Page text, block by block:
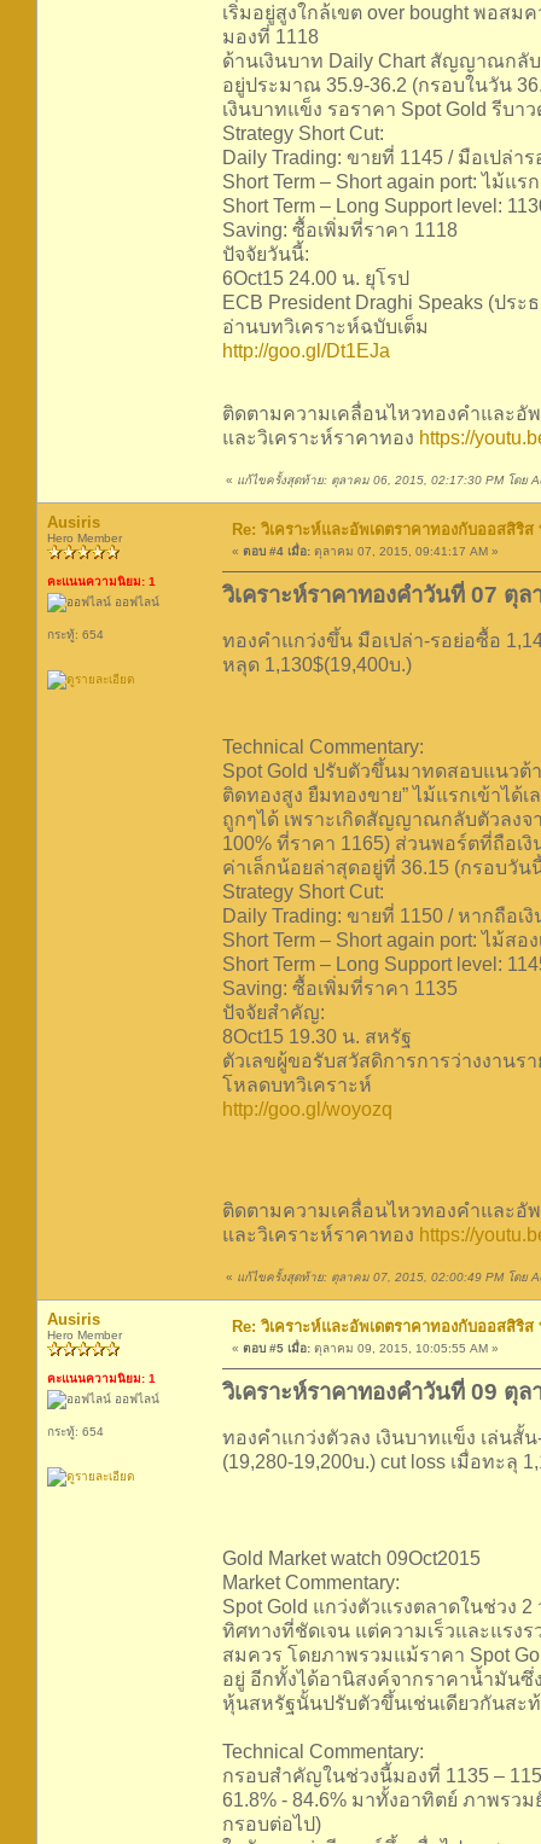
เริ่มอยู่สูงใกล้เขต over bought พอส
มองที่ 1118
ด้านเงินบาท Daily Chart สัญญาณกลับ
อยู่ประมาณ 35.9-36.2 (กรอบในวัน
เงินบาทแข็ง รอราคา Spot Gold รีบ
Strategy Short Cut:
Daily Trading: ขายที่ 1145 / มือเปล่า
Short Term – Short again port: ไม้แร
Short Term – Long Support level:
Saving: ซื้อเพิ่มที่ราคา 1118
ปัจจัยวันนี้:
6Oct15 24.00 น. ยุโรป
ECB President Draghi Speaks (ป
อ่านบทวิเคราะห์ฉบับเต็ม
http://goo.gl/Dt1EJa
ติดตามความเคลื่อนไหวทองคำและอั
และวิเคราะห์ราคาทอง https://
« แก้ไขครั้งสุดท้าย: ตุลาคม 06, 2015, 02:17:30 PM โดย
Ausiris
Hero Member
คะแนนความนิยม: 1
ออฟไลน์
กระทู้: 654
Re: วิเคราะห์และอัพเดตราคาทองกับออสสิริ
« ตอบ #4 เมื่อ: ตุลาคม 07, 2015, 09:41:17 AM »
วิเคราะห์ราคาทองคำวันที่ 07 ตุล
ทองคำแกว่งขึ้น มือเปล่า-รอย่อซื้อ
หลุด 1,130$(19,400บ.)
Technical Commentary:
Spot Gold ปรับตัวขึ้นมาทดสอบแนวต้
ติดทองสูง ยืมทองขาย” ไม้แรกเข้าได้
ถูกๆได้ เพราะเกิดสัญญาณกลับตัวลงจ
100% ที่ราคา 1165) ส่วนพอร์ตที่ถือเ
ค่าเล็กน้อยล่าสุดอยู่ที่ 36.15 (กรอบวัน
Strategy Short Cut:
Daily Trading: ขายที่ 1150 / หากถือเ
Short Term – Short again port: ไม้สอ
Short Term – Long Support level:
Saving: ซื้อเพิ่มที่ราคา 1135
ปัจจัยสำคัญ:
8Oct15 19.30 น. สหรัฐ
ตัวเลขผู้ขอรับสวัสดิการการว่างงานร
โหลดบทวิเคราะห์
http://goo.gl/woyozq
ติดตามความเคลื่อนไหวทองคำและอั
และวิเคราะห์ราคาทอง https://
« แก้ไขครั้งสุดท้าย: ตุลาคม 07, 2015, 02:00:49 PM โดย
Ausiris
Hero Member
คะแนนความนิยม: 1
ออฟไลน์
กระทู้: 654
Re: วิเคราะห์และอัพเดตราคาทองกับออสสิริ
« ตอบ #5 เมื่อ: ตุลาคม 09, 2015, 10:05:55 AM »
วิเคราะห์ราคาทองคำวันที่ 09 ตุล
ทองคำแกว่งตัวลง เงินบาทแข็ง เล่นสั้น
(19,280-19,200บ.) cut loss เมื่อทะลุ
Gold Market watch 09Oct2015
Market Commentary:
Spot Gold แกว่งตัวแรงตลาดในช่วง
ทิศทางที่ชัดเจน แต่ความเร็วและแร
สมควร โดยภาพรวมแม้ราคา Spot
อยู่ อีกทั้งได้อานิสงค์จากราคาน้ำมัน
หุ้นสหรัฐนั้นปรับตัวขึ้นเช่นเดียวกันสะ
Technical Commentary:
กรอบสำคัญในช่วงนี้มองที่ 1135 –
61.8% - 84.6% มาทั้งอาทิตย์ ภาพรว
กรอบต่อไป)